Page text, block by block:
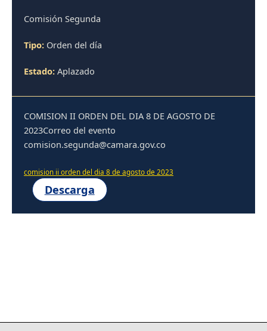
Comisión Segunda
Tipo: Orden del día
Estado: Aplazado
COMISION II ORDEN DEL DIA 8 DE AGOSTO DE
2023Correo del evento
comision.segunda@camara.gov.co
comision ii orden del dia 8 de agosto de 2023
Descarga